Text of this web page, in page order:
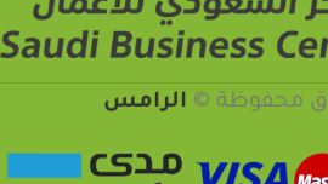
محفوظة ©️ الرامس